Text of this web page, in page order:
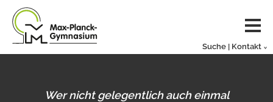
Suche | Kontakt
Wer nicht gelegentlich auch einmal